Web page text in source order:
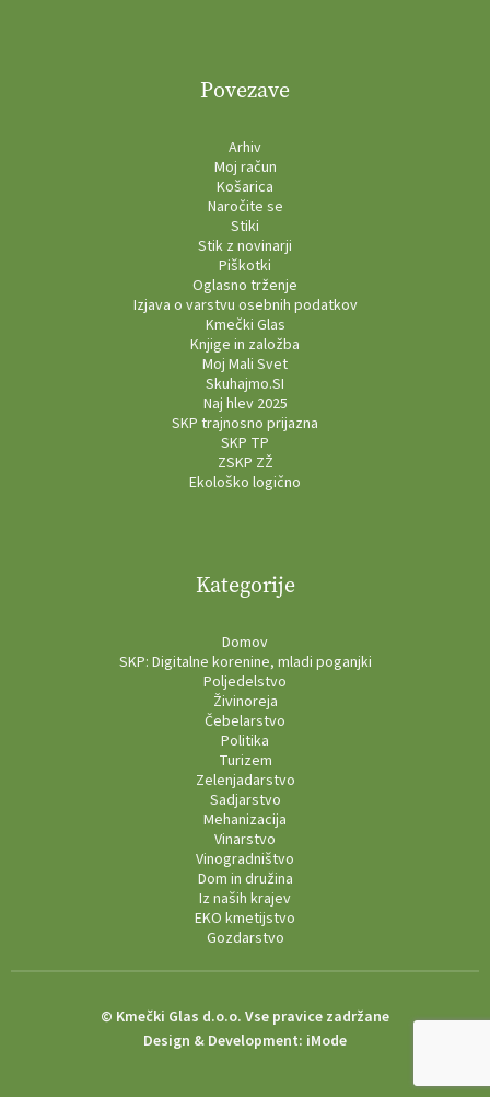
Povezave
Arhiv
Moj račun
Košarica
Naročite se
Stiki
Stik z novinarji
Piškotki
Oglasno trženje
Izjava o varstvu osebnih podatkov
Kmečki Glas
Knjige in založba
Moj Mali Svet
Skuhajmo.SI
Naj hlev 2025
SKP trajnosno prijazna
SKP TP
ZSKP ZŽ
Ekološko logično
Kategorije
Domov
SKP: Digitalne korenine, mladi poganjki
Poljedelstvo
Živinoreja
Čebelarstvo
Politika
Turizem
Zelenjadarstvo
Sadjarstvo
Mehanizacija
Vinarstvo
Vinogradništvo
Dom in družina
Iz naših krajev
EKO kmetijstvo
Gozdarstvo
© Kmečki Glas d.o.o. Vse pravice zadržane
Design & Development: iMode